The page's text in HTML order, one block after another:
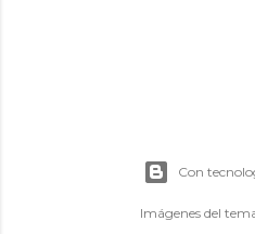
Con
Imágenes del